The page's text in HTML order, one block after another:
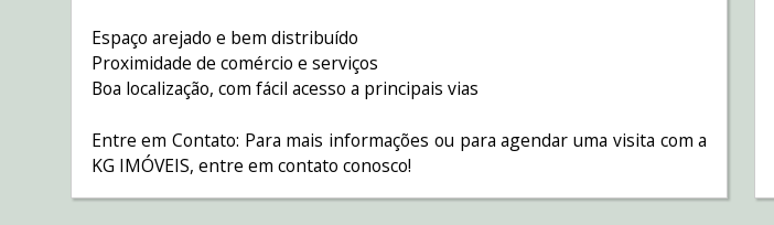
Espaço arejado e bem distribuído
Proximidade de comércio e serviços
Boa localização, com fácil acesso a principais vias
Entre em Contato: Para mais informações ou para agendar uma visita com a
KG IMÓVEIS, entre em contato conosco!